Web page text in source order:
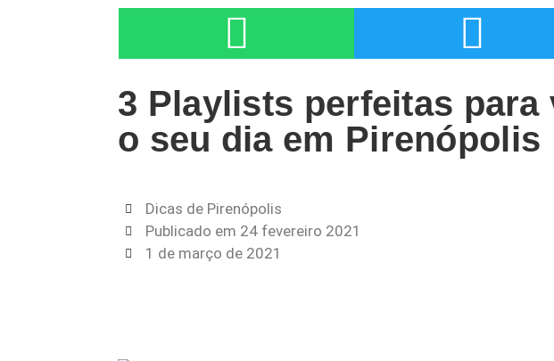
3 Playlists perfeitas para
o seu dia em Pirenópolis
Dicas de Pirenópolis
Publicado em 24 fevereiro 2021
1 de março de 2021